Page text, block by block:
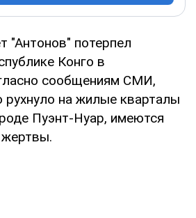
"Антонов" потерпел
Конго в
сообщениям СМИ,
рухнуло на жилые кварталы
Пуэнт-Нуар, имеются